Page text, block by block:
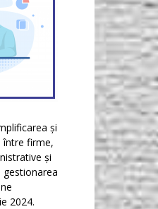
și
între firme,
și
2024.